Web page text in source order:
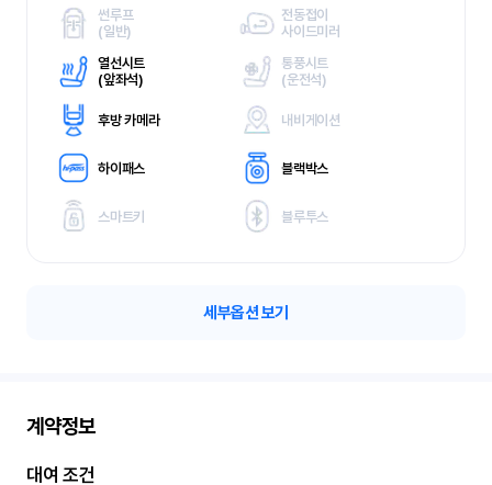
썬루프
(일반)
전동접이
사이드미러
열선시트
(앞좌석)
통풍시트
(운전석)
후방 카메라 내비게이션
하이패스 블랙박스
스마트키 블루투스
세부옵션 보기
계약정보
대여 조건